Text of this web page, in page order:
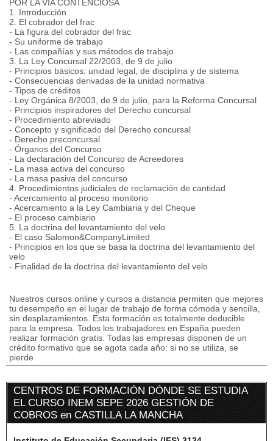
POR LA VÍA CONTENCIOSA
1. Introducción
2. El cobrador del frac
- La figura del cobrador del frac
- Su uniforme de trabajo
- Las compañías y sus métodos de trabajo
3. La Ley Concursal 22/2003, de 9 de julio
- Principios básicos: unidad legal, de disciplina y de sistema
- Consecuencias derivadas de la unidad normativa
- Tipos de créditos
- Ley Orgánica 8/2003, de 9 de julio, para la Reforma Concursal
- Principios inspiradores del Derecho concursal
- Procedimiento abreviado
- Concepto y significado del Derecho concursal
- Derecho preconcursal
- Órganos del Concurso
- La declaración del Concurso de Acreedores
- La masa activa del concurso
- La masa pasiva del concurso
4. Procedimientos judiciales de reclamación de cantidad
- Acercamiento al proceso monitorio
- Acercamiento a la Ley Cambiaria y del Cheque
- El proceso cambiario
5. La doctrina del levantamiento del velo
- El caso Salomon&CompanyLimited
- Principios en los que se basa la doctrina del levantamiento del
velo
- Finalidad de la doctrina del levantamiento del velo
Nuestros cursos online y cursos a distancia permiten que mejores
tu desempeño en el lugar de trabajo de forma cómoda y sencilla,
sin desplazamientos. Esta formación es totalmente deducible
para la empresa. Todos los trabajadores en España pueden
realizar formación gratis. Todas las empresas disponen de un
crédito formativo que se agota cada año: si no se utiliza, se
pierde
CENTROS DE FORMACIÓN DÓNDE SE ESTUDIA
EL CURSO INEM SEPE 2026 GESTIÓN DE
COBROS en CASTILLA LA MANCHA